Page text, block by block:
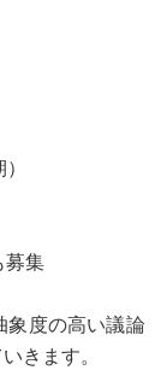
募集
象度の高い議論
きます。